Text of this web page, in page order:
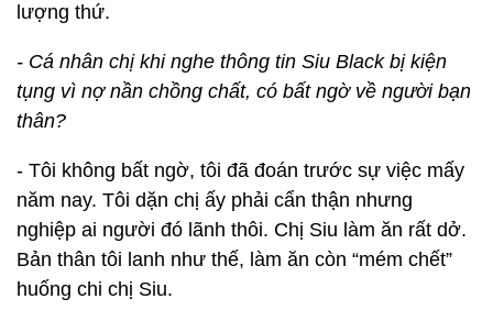
lượng thứ.
- Cá nhân chị khi nghe thông tin Siu Black bị kiện
tụng vì nợ nần chồng chất, có bất ngờ về người bạn
thân?
- Tôi không bất ngờ, tôi đã đoán trước sự việc mấy
năm nay. Tôi dặn chị ấy phải cẩn thận nhưng
nghiệp ai người đó lãnh thôi. Chị Siu làm ăn rất dở.
Bản thân tôi lanh như thế, làm ăn còn “mém chết”
huống chi chị Siu.